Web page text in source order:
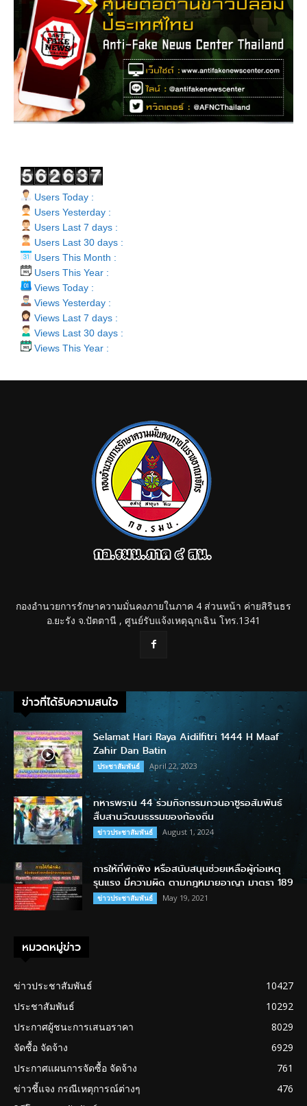
Users Today :
Users Yesterday :
Users Last 7 days :
Users Last 30 days :
Users This Month :
Users This Year :
Views Today :
Views Yesterday :
Views Last 7 days :
Views Last 30 days :
Views This Year :
กองอำนวยการรักษาความมั่นคงภายในภาค 4 ส่วนหน้า ค่ายสิรินธร
อ.ยะรัง จ.ปัตตานี , ศูนย์รับแจ้งเหตุฉุกเฉิน โทร.1341
ข่าวที่ได้รับความสนใจ
Selamat Hari Raya Aidilfitri 1444 H Maaf
Zahir Dan Batin
ประชาสัมพันธ์ April 22, 2023
ทหารพราน 44 ร่วมกิจกรรมกวนอาซูรอสัมพันธ์
สืบสานวัฒนธรรมของท้องถิ่น
ข่าวประชาสัมพันธ์ August 1, 2024
การให้ที่พักพิง หรือสนับสนุนช่วยเหลือผู้ก่อเหตุ
รุนแรง มีความผิด ตามกฎหมายอาญา มาตรา 189
ข่าวประชาสัมพันธ์ May 19, 2021
หมวดหมู่ข่าว
ข่าวประชาสัมพันธ์
10427
ประชาสัมพันธ์
10292
ประกาศผู้ชนะการเสนอราคา
8029
จัดซื้อ จัดจ้าง
6929
ประกาศแผนการจัดซื้อ จัดจ้าง
761
ข่าวชี้แจง กรณีเหตุการณ์ต่างๆ
476